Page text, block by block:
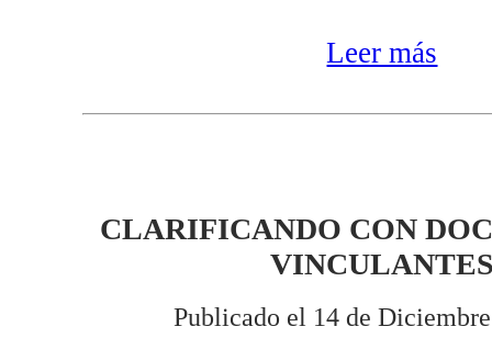
Leer más
CLARIFICANDO CON
Publicado el 14 de